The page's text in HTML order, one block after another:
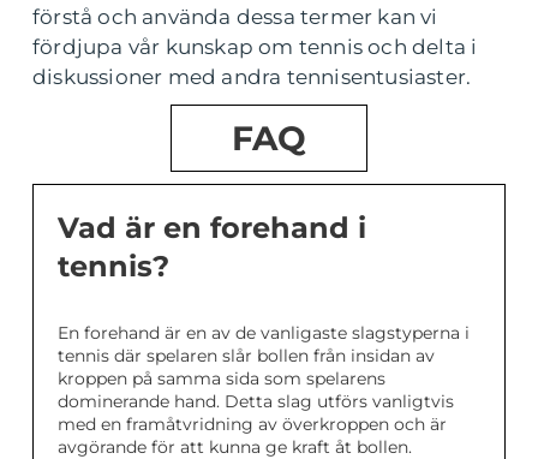
förstå och använda dessa termer kan vi
fördjupa vår kunskap om tennis och delta i
diskussioner med andra tennisentusiaster.
FAQ
Vad är en forehand i
tennis?
En forehand är en av de vanligaste slagstyperna i
tennis där spelaren slår bollen från insidan av
kroppen på samma sida som spelarens
dominerande hand. Detta slag utförs vanligtvis
med en framåtvridning av överkroppen och är
avgörande för att kunna ge kraft åt bollen.